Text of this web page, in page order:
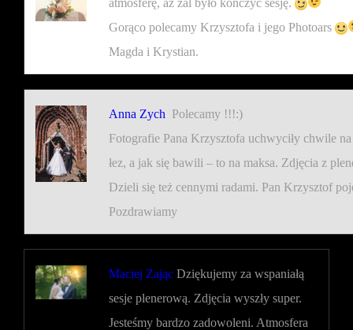
Gorąco polecamy Krzysztofa i jego Photoars
Magda i Krystian.
Anna Zych Polecamy !!!:)
Fotografie Pana Krzysztofa uchwyciły chwile
łez, a jak się bawili – to na maksa. Zdjęcia z
Dzieli się też cennymi radami. Pan Krzysztof
Pozdrawiamy
Maciej Zając Dziękujemy za wspaniałą
sesje plenerową. Zdjęcia wyszły super.
Jesteśmy bardzo zadowoleni. Atmosfera